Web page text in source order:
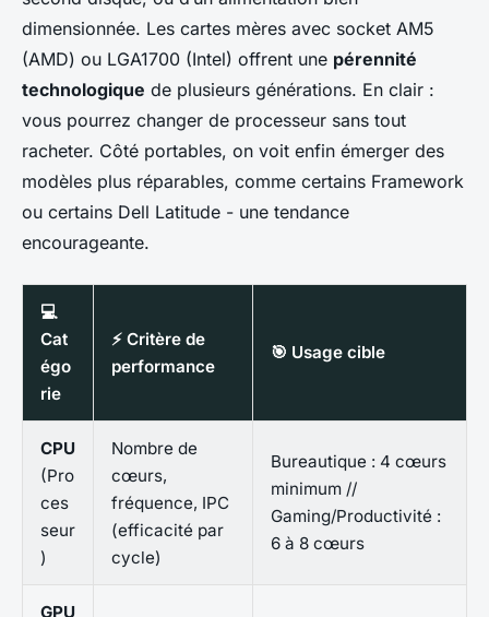
dimensionnée. Les cartes mères avec socket AM5
(AMD) ou LGA1700 (Intel) offrent une pérennité
technologique de plusieurs générations. En clair :
vous pourrez changer de processeur sans tout
racheter. Côté portables, on voit enfin émerger des
modèles plus réparables, comme certains Framework
ou certains Dell Latitude - une tendance
encourageante.
💻
Cat
égo
rie
⚡ Critère de
performance
🎯 Usage cible
CPU
(Pro
ces
seur
)
Nombre de
cœurs,
fréquence, IPC
(efficacité par
cycle)
Bureautique : 4 cœurs
minimum //
Gaming/Productivité :
6 à 8 cœurs
GPU